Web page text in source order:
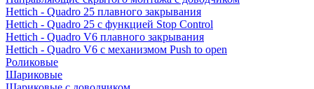
Hettich - Quadro 25 плавного закрывания
Hettich - Quadro 25 с функцией Stop Control
Hettich - Quadro V6 плавного закрывания
Hettich - Quadro V6 с механизмом Push to open
Роликовые
Шариковые